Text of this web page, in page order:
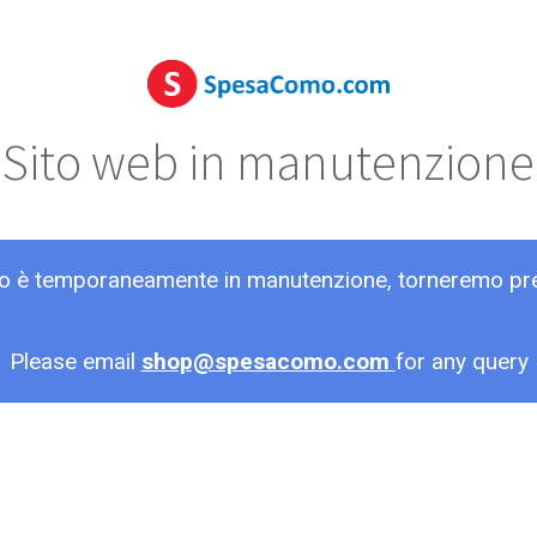
Sito web in manutenzione
è temporaneamente in manutenzione, torneremo
Please email shop@spesacomo.com for any query